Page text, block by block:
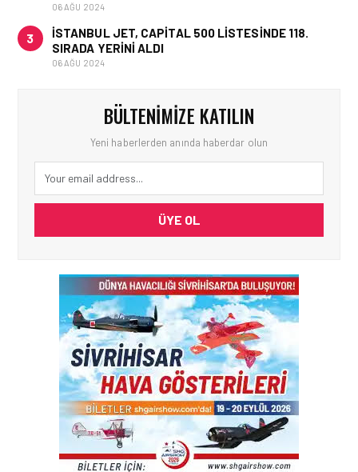
06 AĞU 2024
3
İSTANBUL JET, CAPITAL 500 LISTESINDE 118.
SIRADA YERINI ALDI
06 AĞU 2024
BÜLTENIMIZE KATILIN
Yeni haberlerden anında haberdar olun
ÜYE OL